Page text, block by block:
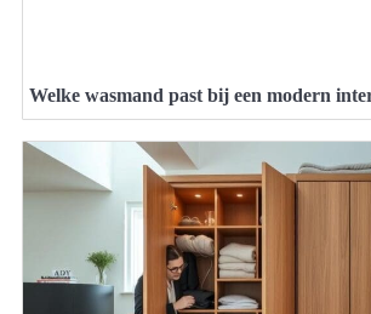
Welke wasmand past bij een modern